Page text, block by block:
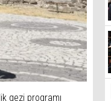
gezi programı